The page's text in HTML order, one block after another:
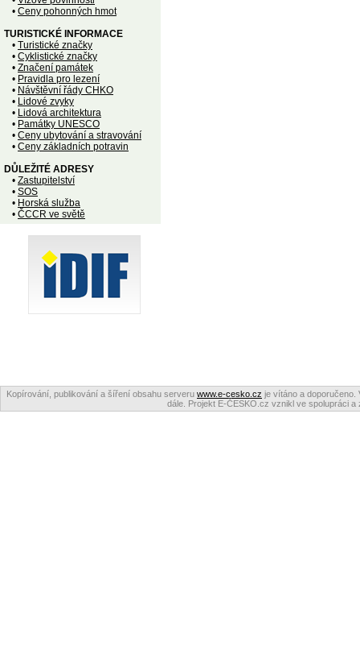
• Ceny pohonných hmot
TURISTICKÉ INFORMACE
• Turistické značky
• Cyklistické značky
• Značení památek
• Pravidla pro lezení
• Návštěvní řády CHKO
• Lidové zvyky
• Lidová architektura
• Památky UNESCO
• Ceny ubytování a stravování
• Ceny základních potravin
DŮLEŽITÉ ADRESY
• Zastupitelství
• SOS
• Horská služba
• ČCCR ve světě
Kopírování, publikování a šíření obsahu serveru www.e-cesko.cz je vítáno a doporučeno.
dále. Projekt E-ČESKO.cz vznikl ve spolupráci